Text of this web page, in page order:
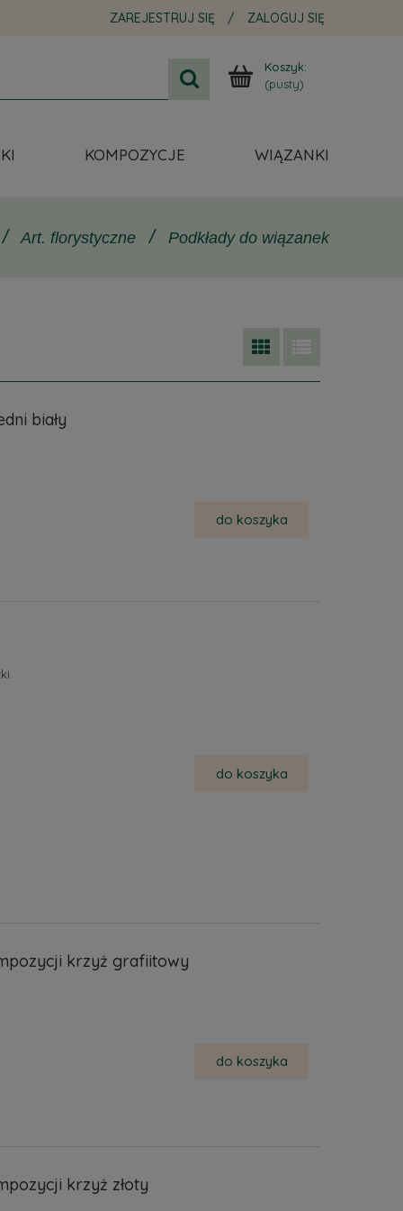
ZAREJESTRUJ SIĘ / ZALOGUJ SIĘ
Koszyk:
(pusty)
KOMPOZYCJE WIĄZANKI
/ Art. florystyczne / Podkłady do wiązanek
biały
do koszyka
do koszyka
krzyż grafiitowy
do koszyka
krzyż złoty